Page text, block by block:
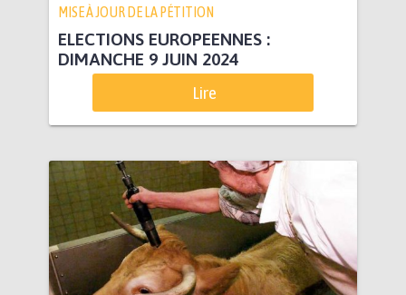
MISE À JOUR DE LA PÉTITION
ELECTIONS EUROPEENNES :
DIMANCHE 9 JUIN 2024
Lire